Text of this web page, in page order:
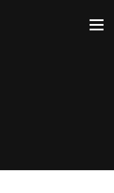
Menu